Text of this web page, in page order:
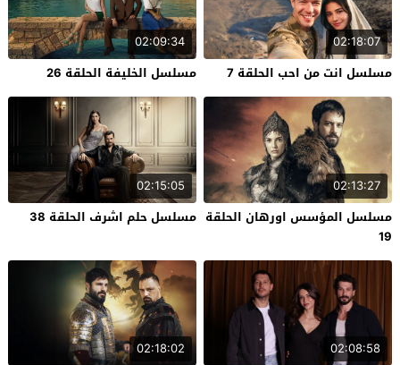
02:18:07
مسلسل انت من احب الحلقة 7
02:09:34
مسلسل الخليفة الحلقة 26
02:13:27
مسلسل المؤسس اورهان الحلقة
19
02:15:05
مسلسل حلم اشرف الحلقة 38
02:08:58
02:18:02